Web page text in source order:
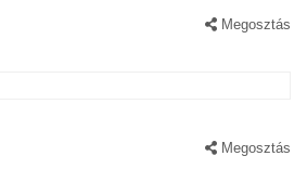
Megosztás
Megosztás